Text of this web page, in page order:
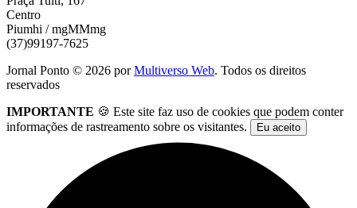
Centro
Piumhi / mgMMmg
(37)99197-7625
Jornal Ponto © 2026 porMultiverso Web. Todos os direitos
reservados
IMPORTANTE 🍪 Este site faz uso de cookies que podem conter
informações de rastreamento sobre os visitantes.
Eu aceito